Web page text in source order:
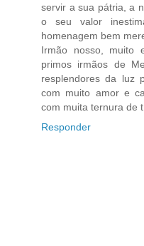
servir a sua pátria, a
o seu valor
homenagem bem
Irmão nosso, muito
primos irmãos de
resplendores da luz
com muito amor e
com muita ternura de
Responder